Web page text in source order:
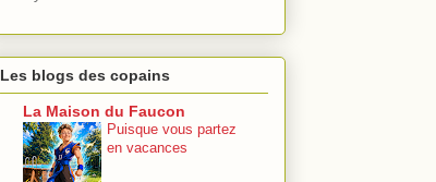
Les blogs des copains
La Maison du Faucon
Puisque vous partez
en vacances